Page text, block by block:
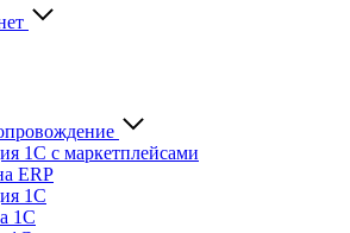
1С с маркетплейсами
ERP
1С
1С